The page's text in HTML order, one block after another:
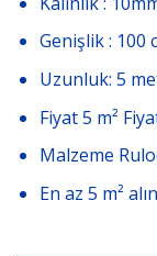
Genişlik : 100
Uzunluk: 5
Fiyat 5 m²
Malzeme
En az 5 m²